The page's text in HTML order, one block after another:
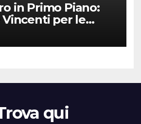
in Primo Piano:
per le
qui